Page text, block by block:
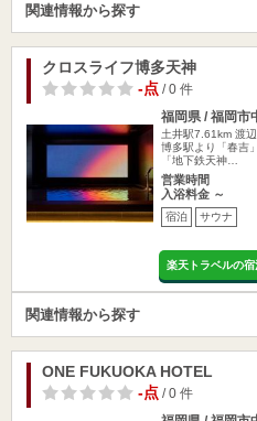
関連情報から探す
クロスライフ博多天神
-点/ 0 件
福岡県 / 福岡市
土井駅7.61km 渡
博多駅より「春吉
「地下鉄天神…
営業時間
入浴料金 ～
宿泊 サウナ
楽天トラベルの
関連情報から探す
ONE FUKUOKA HOTEL
-点/ 0 件